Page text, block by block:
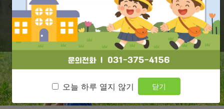
원
동하유치원은 행복한 어린이들이 함께하는 놀이배움터 입니다.
오늘 하루 열지 않기 닫기